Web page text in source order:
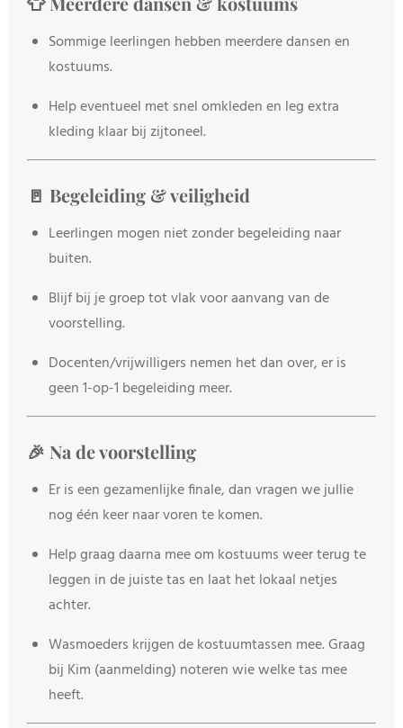
Sommige leerlingen hebben meerdere dansen en
kostuums.
Help eventueel met snel omkleden en leg extra
kleding klaar bij zijtoneel.
🚪 Begeleiding & veiligheid
Leerlingen mogen niet zonder begeleiding naar
buiten.
Blijf bij je groep tot vlak voor aanvang van de
voorstelling.
Docenten/vrijwilligers nemen het dan over, er is
geen 1-op-1 begeleiding meer.
🎉 Na de voorstelling
Er is een gezamenlijke finale, dan vragen we jullie
nog één keer naar voren te komen.
Help graag daarna mee om kostuums weer terug te
leggen in de juiste tas en laat het lokaal netjes
achter.
Wasmoeders krijgen de kostuumtassen mee. Graag
bij Kim (aanmelding) noteren wie welke tas mee
heeft.